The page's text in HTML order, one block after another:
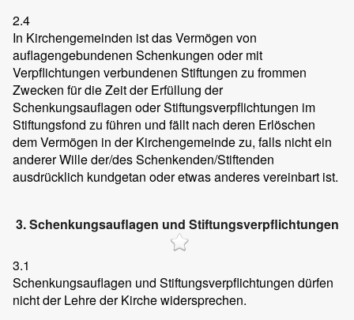
2.4
In Kirchengemeinden ist das Vermögen von
auflagengebundenen Schenkungen oder mit
Verpflichtungen verbundenen Stiftungen zu frommen
Zwecken für die Zeit der Erfüllung der
Schenkungsauflagen oder Stiftungsverpflichtungen im
Stiftungsfond zu führen und fällt nach deren Erlöschen
dem Vermögen in der Kirchengemeinde zu, falls nicht ein
anderer Wille der/des Schenkenden/Stiftenden
ausdrücklich kundgetan oder etwas anderes vereinbart ist.
3. Schenkungsauflagen und Stiftungsverpflichtungen
3.1
Schenkungsauflagen und Stiftungsverpflichtungen dürfen
nicht der Lehre der Kirche widersprechen.